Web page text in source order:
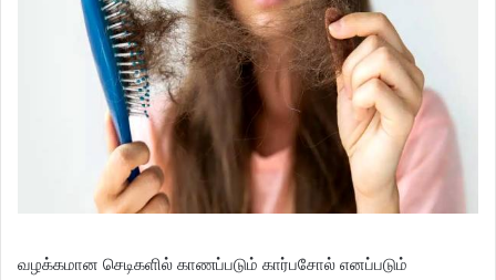
வழக்கமான செடிகளில் காணப்படும் கார்பசோல் எனப்படும்